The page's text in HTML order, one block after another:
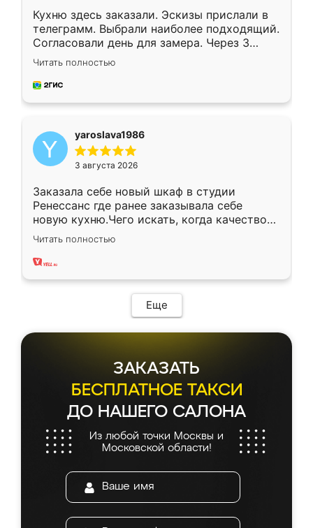
Кухню здесь заказали. Эскизы прислали в
телеграмм. Выбрали наиболее подходящий.
Согласовали день для замера. Через 3
недели кухня была уже готова. Остались
довольны работой. Спасибо Ренессанс
мебель за качественную работу!
Читать полностью
yaroslava1986
3 августа 2026
Заказала себе новый шкаф в студии
Ренессанс где ранее заказывала себе
новую кухню.Чего искать, когда качеством
вполне довольна. Служит кухня уже почти
два года, нареканий нет.
Читать полностью
Еще
ЗАКАЗАТЬ
БЕСПЛАТНОЕ ТАКСИ
ДО НАШЕГО САЛОНА
Из любой точки Москвы и
Московской области!